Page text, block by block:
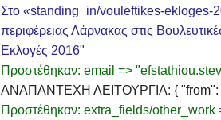
Στο «standing_in/vouleftikes-ekloges-
περιφέρειας Λάρνακας στις
Εκλογές 2016"
Προστέθηκαν: email =>
ΑΝΑΠΑΝΤΕΧΗ ΛΕΙΤΟΥΡΓΙΑ: { "from":
Προστέθηκαν: extra_fields/other_work